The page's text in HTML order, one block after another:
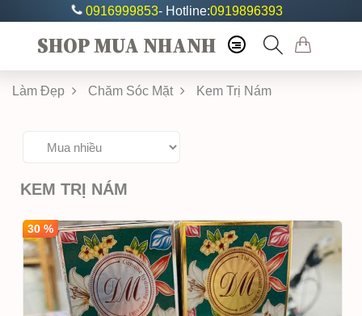
0916999853- Hotline:0919896393
SHOP MUA NHANH
Làm Đẹp Chăm Sóc Mặt Kem Trị Nám
KEM TRỊ NÁM
30 %